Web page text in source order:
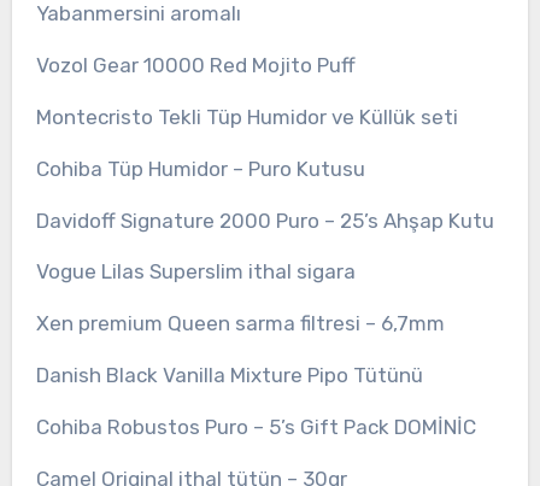
Yabanmersini aromalı
Vozol Gear 10000 Red Mojito Puff
Montecristo Tekli Tüp Humidor ve Küllük seti
Cohiba Tüp Humidor – Puro Kutusu
Davidoff Signature 2000 Puro – 25’s Ahşap Kutu
Vogue Lilas Superslim ithal sigara
Xen premium Queen sarma filtresi – 6,7mm
Danish Black Vanilla Mixture Pipo Tütünü
Cohiba Robustos Puro – 5’s Gift Pack DOMİNİC
Camel Original ithal tütün – 30gr